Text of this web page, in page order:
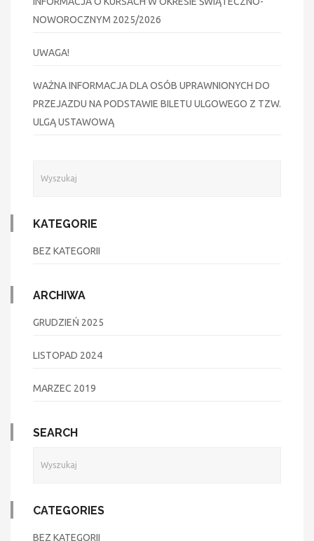
NOWOROCZNYM 2025/2026
UWAGA!
WAŻNA INFORMACJA DLA OSÓB UPRAWNIONYCH DO
PRZEJAZDU NA PODSTAWIE BILETU ULGOWEGO Z TZW.
ULGĄ USTAWOWĄ
KATEGORIE
BEZ KATEGORII
ARCHIWA
GRUDZIEŃ 2025
LISTOPAD 2024
MARZEC 2019
SEARCH
CATEGORIES
BEZ KATEGORII